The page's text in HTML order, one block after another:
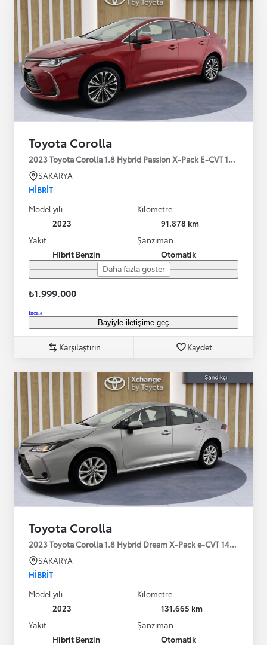
Toyota Corolla
2023 Toyota Corolla 1.8 Hybrid Passion X-Pack E-CVT 140HP
SAKARYA
HIBRIT
Model yılı
2023
Kilometre
91.878 km
Yakıt
Hibrit Benzin
Şanzıman
Otomatik
Daha fazla göster
₺1.999.000
İncele
Bayiyle iletişime geç
Karşılaştırın Kaydet
Toyota Corolla
2023 Toyota Corolla 1.8 Hybrid Dream X-Pack e-CVT 140HP
SAKARYA
HIBRIT
Model yılı
2023
Kilometre
131.665 km
Yakıt
Hibrit Benzin
Şanzıman
Otomatik